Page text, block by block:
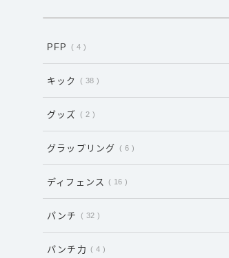
PFP 4
キック 38
グッズ 2
グラップリング 6
ディフェンス 16
パンチ 32
パンチ力 4